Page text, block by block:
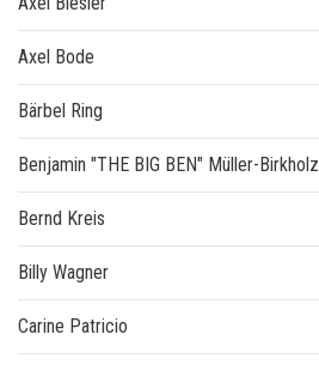
Axel Bode
Bärbel Ring
Benjamin "THE BIG BEN" Müller-Birkholz
Bernd Kreis
Billy Wagner
Carine Patricio